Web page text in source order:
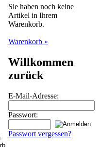
Sie haben noch keine
Artikel in Ihrem
Warenkorb.
Warenkorb »
Willkommen
zurück
E-Mail-Adresse:
Passwort:
Passwort vergessen?